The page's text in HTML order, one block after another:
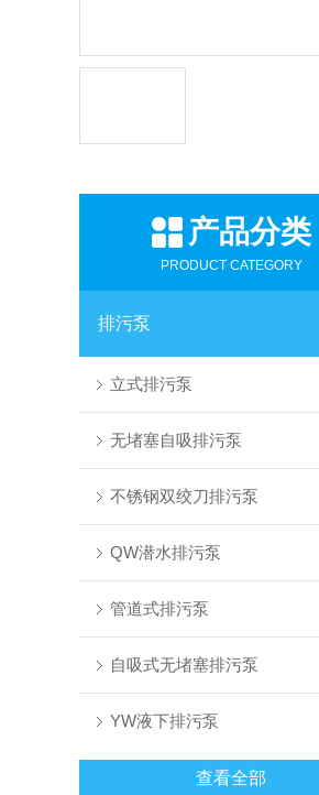
产品分类
PRODUCT CATEGORY
排污泵
立式排污泵
无堵塞自吸排污泵
不锈钢双绞刀排污泵
QW潜水排污泵
管道式排污泵
自吸式无堵塞排污泵
YW液下排污泵
查看全部